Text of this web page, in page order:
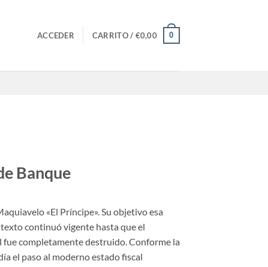
ACCEDER CARRITO / €0,00 0
Banque
«El Príncipe». Su objetivo esa
continuó vigente hasta que el
completamente destruido. Conforme la
el paso al moderno estado fiscal